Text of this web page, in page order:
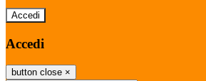
Accedi
Accedi
button close ×